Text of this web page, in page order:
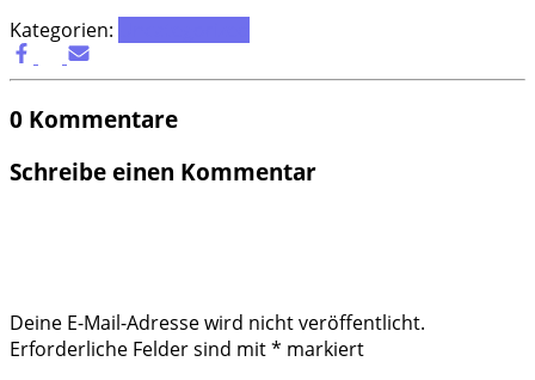
Kategorien:
0 Kommentare
Schreibe einen Kommentar
Deine E-Mail-Adresse wird nicht veröffentlicht.
Erforderliche Felder sind mit* markiert